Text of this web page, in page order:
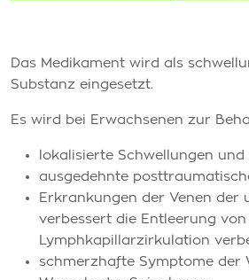
Das Medikament wird als
Substanz eingesetzt.
Es wird bei Erwachsenen zur
lokalisierte Schwellungen
ausgedehnte
Erkrankungen der Venen der
verbessert die Entleerung
Lymphkapillarzirkulation
schmerzhafte Symptome der